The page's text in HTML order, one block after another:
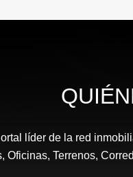
líder de la red
Oficinas, Terrenos,